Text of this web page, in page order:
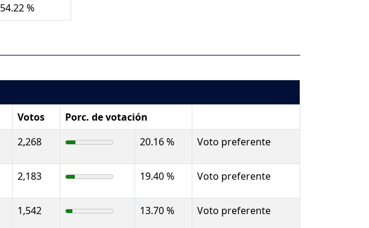
54.22 %
Votos Porc. de votación
2,268 20.16 % Voto preferente
2,183 19.40 % Voto preferente
1,542 13.70 % Voto preferente